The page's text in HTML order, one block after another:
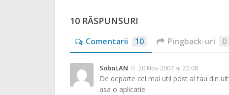
10 RĂSPUNSURI
Comentarii 10 Pingback-uri 0
SoboLAN 20 Nov 2007 at 22:08
De departe cel mai util post al tau din
asa o aplicatie.